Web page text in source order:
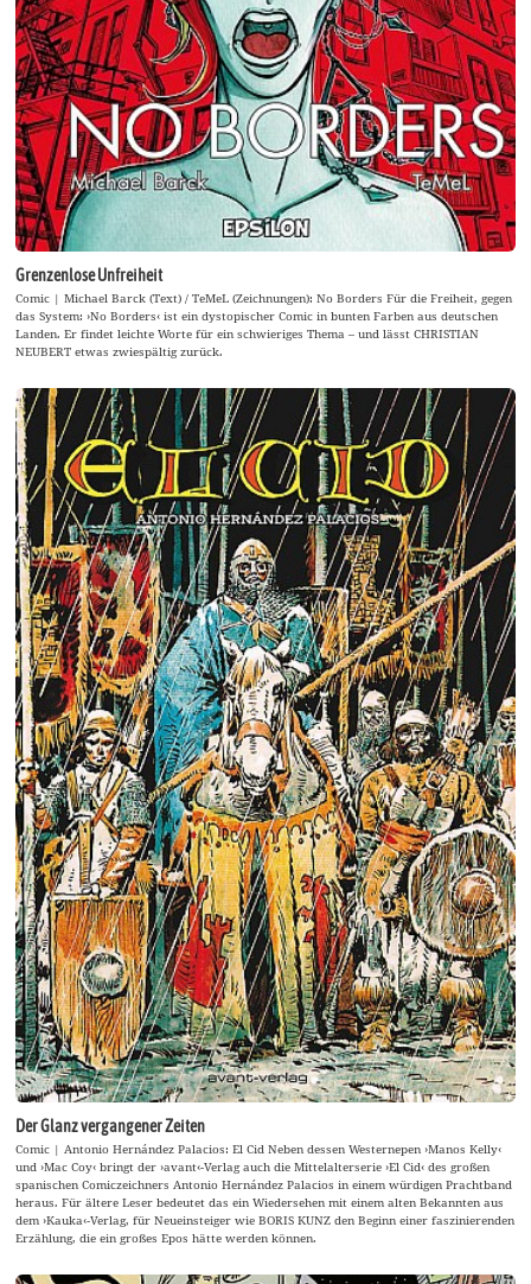
Grenzenlose Unfreiheit
Comic | Michael Barck (Text) / TeMeL (Zeichnungen): No Borders Für die Freiheit, gegen
das System: ›No Borders‹ ist ein dystopischer Comic in bunten Farben aus deutschen
Landen. Er findet leichte Worte für ein schwieriges Thema – und lässt CHRISTIAN
NEUBERT etwas zwiespältig zurück.
Der Glanz vergangener Zeiten
Comic | Antonio Hernández Palacios: El Cid Neben dessen Westernepen ›Manos Kelly‹
und ›Mac Coy‹ bringt der ›avant‹-Verlag auch die Mittelalterserie ›El Cid‹ des großen
spanischen Comiczeichners Antonio Hernández Palacios in einem würdigen Prachtband
heraus. Für ältere Leser bedeutet das ein Wiedersehen mit einem alten Bekannten aus
dem ›Kauka‹-Verlag, für Neueinsteiger wie BORIS KUNZ den Beginn einer faszinierenden
Erzählung, die ein großes Epos hätte werden können.